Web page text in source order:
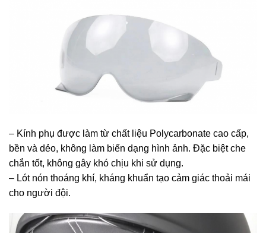
– Kính phụ được làm từ chất liệu Polycarbonate cao cấp,
bền và dẻo, không làm biến dạng hình ảnh. Đặc biệt che
chắn tốt, không gây khó chịu khi sử dụng.
– Lót nón thoáng khí, kháng khuẩn tạo cảm giác thoải mái
cho người đội.